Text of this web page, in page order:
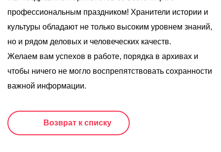
профессиональным праздником! Хранители истории и
культуры обладают не только высоким уровнем знаний,
но и рядом деловых и человеческих качеств.
Желаем вам успехов в работе, порядка в архивах и
чтобы ничего не могло воспрепятствовать сохранности
важной информации.
Возврат к списку